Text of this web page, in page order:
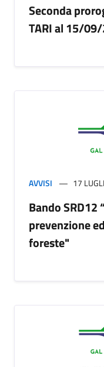
Seconda
TARI al 15/
AVVISI 17
Bando
prevenzione
foreste"